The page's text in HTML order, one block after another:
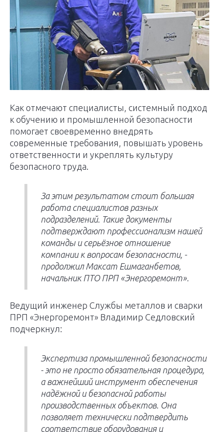
Как отмечают специалисты, системный подход
к обучению и промышленной безопасности
помогает своевременно внедрять
современные требования, повышать уровень
ответственности и укреплять культуру
безопасного труда.
За этим результатом стоит большая
работа специалистов разных
подразделений. Такие документы
подтверждают профессионализм нашей
команды и серьёзное отношение
компании к вопросам безопасности, -
продолжил Максат Ешмаганбетов,
начальник ПТО ПРП «Энергоремонт».
Ведущий инженер Службы металлов и сварки
ПРП «Энергоремонт» Владимир Седловский
подчеркнул:
Экспертиза промышленной безопасности
- это не просто обязательная процедура,
а важнейший инструмент обеспечения
надёжной и безопасной работы
производственных объектов. Она
позволяет технически подтвердить
соответствие оборудования и